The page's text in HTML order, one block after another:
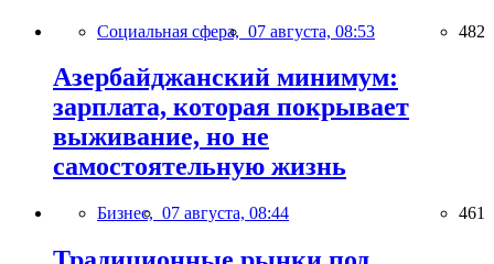
Социальная сфера, 07 августа, 08:53 482
Азербайджанский минимум:
зарплата, которая покрывает
выживание, но не
самостоятельную жизнь
Бизнес, 07 августа, 08:44 461